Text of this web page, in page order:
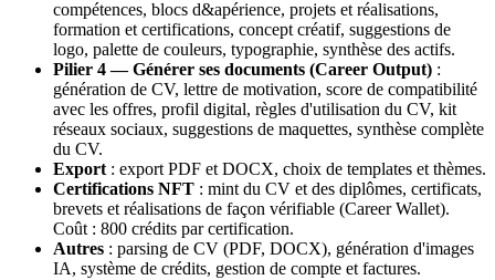
compétences, blocs d&apérience, projets et réalisations,
formation et certifications, concept créatif, suggestions de
logo, palette de couleurs, typographie, synthèse des actifs.
Pilier 4 — Générer ses documents (Career Output) :
génération de CV, lettre de motivation, score de compatibilité
avec les offres, profil digital, règles d'utilisation du CV, kit
réseaux sociaux, suggestions de maquettes, synthèse complète
du CV.
Export : export PDF et DOCX, choix de templates et thèmes.
Certifications NFT : mint du CV et des diplômes, certificats,
brevets et réalisations de façon vérifiable (Career Wallet).
Coût : 800 crédits par certification.
Autres : parsing de CV (PDF, DOCX), génération d'images
IA, système de crédits, gestion de compte et factures.